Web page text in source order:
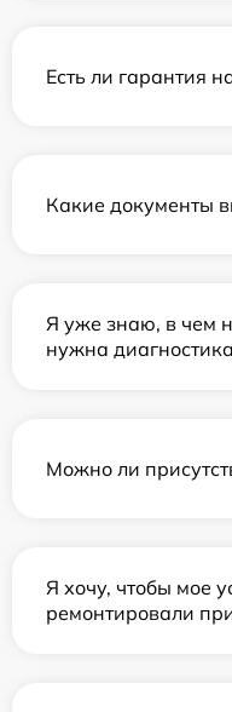
Есть ли гарантия
Какие документы
Я уже знаю, в чем
нужна
Можно ли
Я хочу, чтобы мое
ремонтировали